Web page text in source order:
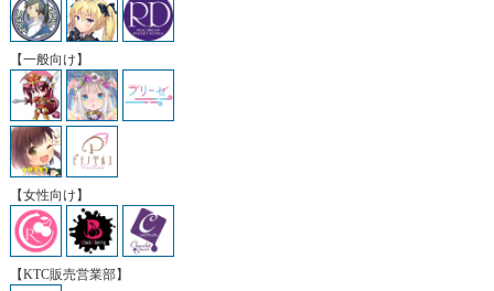
【一般向け】
【女性向け】
【KTC販売営業部】